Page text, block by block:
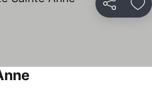
Partilhar